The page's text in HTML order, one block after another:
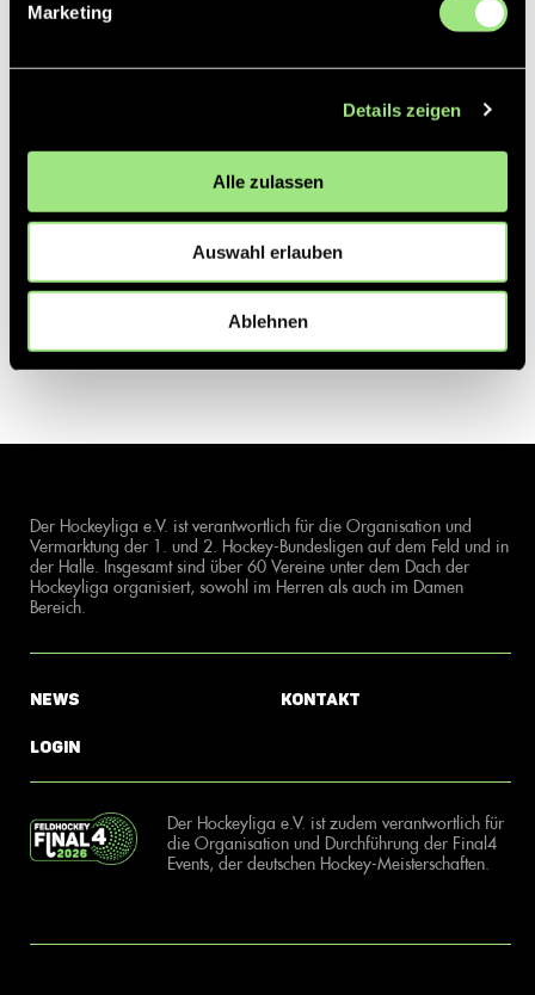
Marketing
Details zeigen
Alle zulassen
Auswahl erlauben
Ablehnen
Der Hockeyliga e.V. ist verantwortlich für die Organisation und
Vermarktung der 1. und 2. Hockey-Bundesligen auf dem Feld und in
der Halle. Insgesamt sind über 60 Vereine unter dem Dach der
Hockeyliga organisiert, sowohl im Herren als auch im Damen
Bereich.
News
Login
Kontakt
Der Hockeyliga e.V. ist zudem verantwortlich für
die Organisation und Durchführung der Final4
Events, der deutschen Hockey-Meisterschaften.